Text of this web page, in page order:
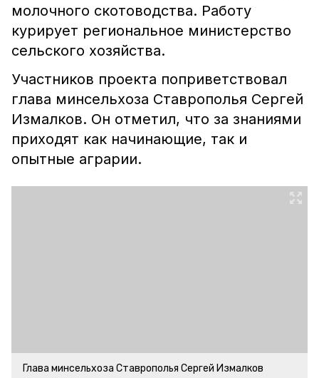
молочного скотоводства. Работу
курирует региональное министерство
сельского хозяйства.
Участников проекта поприветствовал
глава минсельхоза Ставрополья Сергей
Измалков. Он отметил, что за знаниями
приходят как начинающие, так и
опытные аграрии.
Глава минсельхоза Ставрополья Сергей Измалков